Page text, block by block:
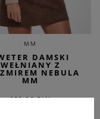
MM
DAMSKI
WEŁNIANY Z
NEBULA
MM
929,00 PLN